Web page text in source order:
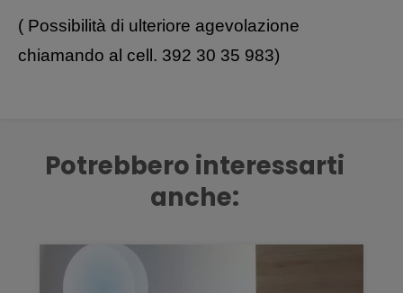
( Possibilità di ulteriore agevolazione
chiamando al cell. 392 30 35 983)
Potrebbero interessarti
anche: